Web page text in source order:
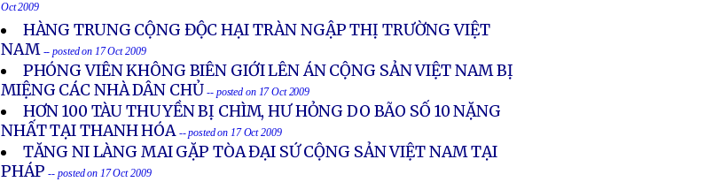
Oct 2009
HÀNG TRUNG CỘNG ĐỘC HẠI TRÀN NGẬP THỊ TRƯỜNG VIỆT
NAM -- posted on 17 Oct 2009
PHÓNG VIÊN KHÔNG BIÊN GIỚI LÊN ÁN CỘNG SẢN VIỆT NAM BỊ
MIỆNG CÁC NHÀ DÂN CHỦ -- posted on 17 Oct 2009
HƠN 100 TÀU THUYỀN BỊ CHÌM, HƯ HỎNG DO BÃO SỐ 10 NẶNG
NHẤT TẠI THANH HÓA -- posted on 17 Oct 2009
TĂNG NI LÀNG MAI GẶP TÒA ĐẠI SỨ CỘNG SẢN VIỆT NAM TẠI
PHÁP -- posted on 17 Oct 2009